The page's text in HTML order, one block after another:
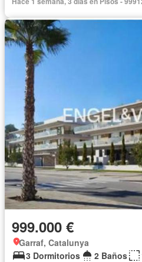
999.000 €
Garraf, Catalunya
3 Dormitorios
2 Baños